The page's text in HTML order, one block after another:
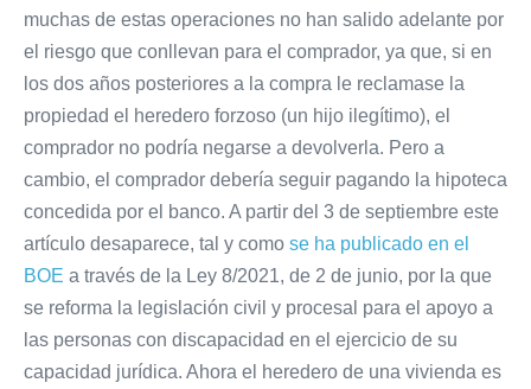
muchas de estas operaciones no han salido adelante por
el riesgo que conllevan para el comprador, ya que, si en
los dos años posteriores a la compra le reclamase la
propiedad el heredero forzoso (un hijo ilegítimo), el
comprador no podría negarse a devolverla. Pero a
cambio, el comprador debería seguir pagando la hipoteca
concedida por el banco. A partir del 3 de septiembre este
artículo desaparece, tal y como se ha publicado en el
BOE a través de la Ley 8/2021, de 2 de junio, por la que
se reforma la legislación civil y procesal para el apoyo a
las personas con discapacidad en el ejercicio de su
capacidad jurídica. Ahora el heredero de una vivienda es